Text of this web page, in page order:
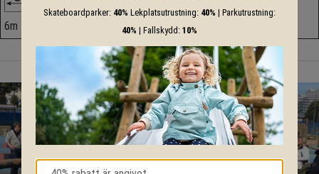
6m 9.9m
Skateboardparker: 40% Lekplatsutrustning: 40% | Parkutrustning:
40% | Fallskydd: 10%